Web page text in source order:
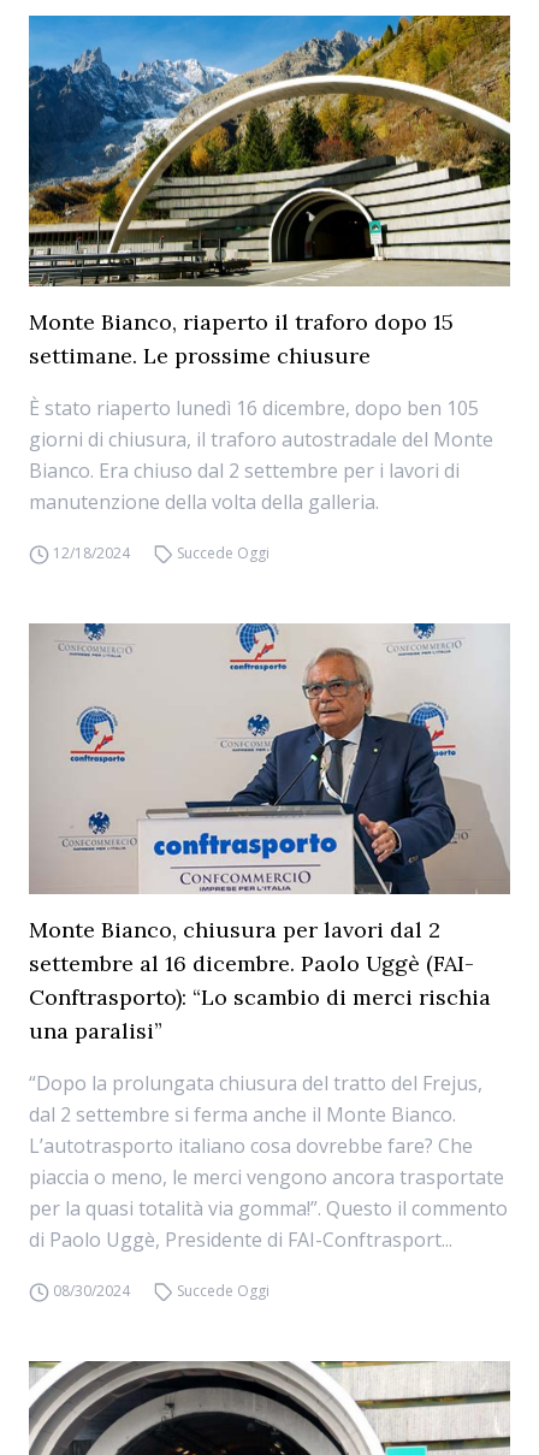
Monte Bianco, riaperto il traforo dopo 15
settimane. Le prossime chiusure
È stato riaperto lunedì 16 dicembre, dopo ben 105
giorni di chiusura, il traforo autostradale del Monte
Bianco. Era chiuso dal 2 settembre per i lavori di
manutenzione della volta della galleria.
12/18/2024 Succede Oggi
Monte Bianco, chiusura per lavori dal 2
settembre al 16 dicembre. Paolo Uggè (FAI-
Conftrasporto): “Lo scambio di merci rischia
una paralisi”
“Dopo la prolungata chiusura del tratto del Frejus,
dal 2 settembre si ferma anche il Monte Bianco.
L’autotrasporto italiano cosa dovrebbe fare? Che
piaccia o meno, le merci vengono ancora trasportate
per la quasi totalità via gomma!”. Questo il commento
di Paolo Uggè, Presidente di FAI-Conftrasport...
08/30/2024 Succede Oggi